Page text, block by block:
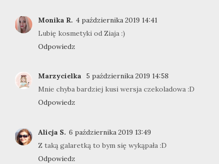
Monika R. 4 października 2019 14:41
Lubię kosmetyki od Ziaja :)
Odpowiedz
Marzycielka
5 października 2019 14:58
Mnie chyba bardziej kusi wersja czekoladowa :D
Odpowiedz
Alicja S. 6 października 2019 13:49
Z taką galaretką to bym się wykąpała :D
Odpowiedz